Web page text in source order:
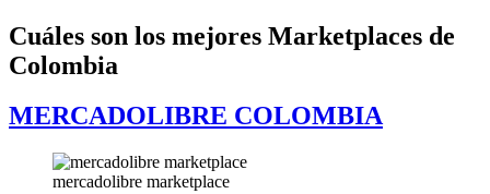
Cuáles son los mejores Marketplaces de
Colombia
MERCADOLIBRE COLOMBIA
mercadolibre marketplace